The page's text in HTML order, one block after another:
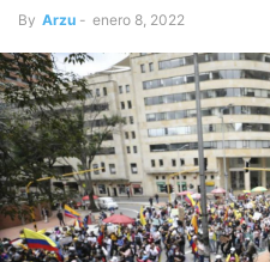
By Arzu - enero 8, 2022